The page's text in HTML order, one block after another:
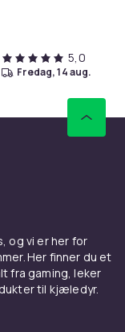
5,0
fredag, 14 aug.
og vi er her for
Her finner du et
fra gaming, leker
til kjæledyr.